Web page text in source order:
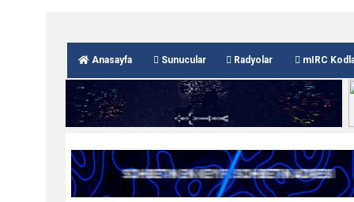
Anasayfa Sunucular Radyolar mIRC